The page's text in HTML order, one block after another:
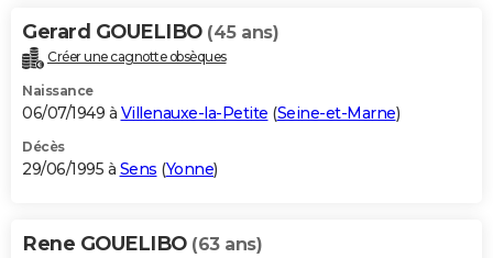
Gerard GOUELIBO (45 ans)
Créer une cagnotte obsèques
Naissance
06/07/1949 à Villenauxe-la-Petite (Seine-et-Marne)
Décès
29/06/1995 à Sens (Yonne)
Rene GOUELIBO (63 ans)